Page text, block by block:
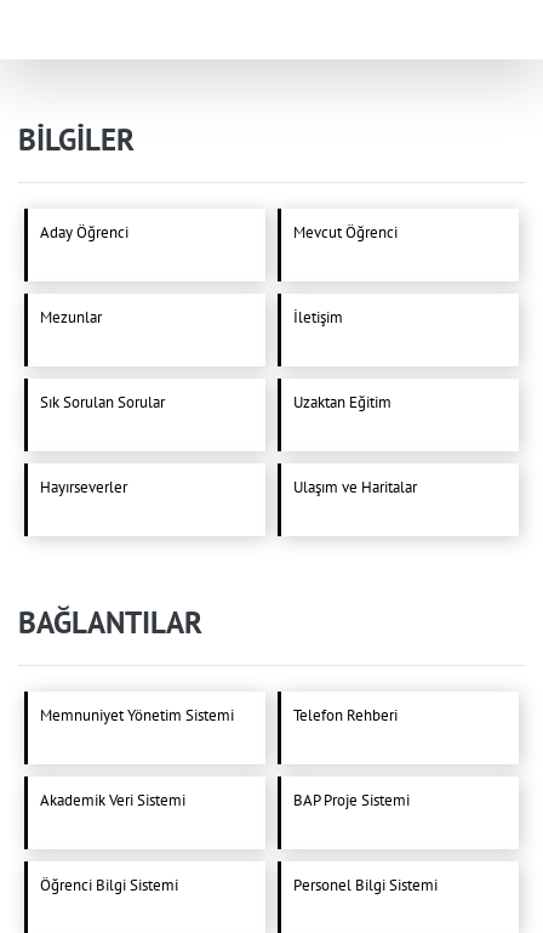
BİLGİLER
Aday Öğrenci Mevcut Öğrenci
Mezunlar İletişim
Sık Sorulan Sorular Uzaktan Eğitim
Hayırseverler Ulaşım ve Haritalar
BAĞLANTILAR
Memnuniyet Yönetim Sistemi Telefon Rehberi
Akademik Veri Sistemi BAP Proje Sistemi
Öğrenci Bilgi Sistemi Personel Bilgi Sistemi